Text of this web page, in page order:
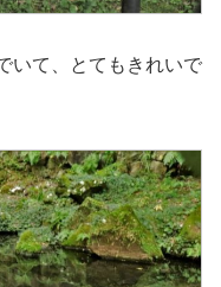
いて、とてもきれいで